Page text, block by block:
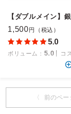
【ダブルメイン】
1,500 円（税込）
5.0
ボリューム ： 5.0 コ
〈 前のペー